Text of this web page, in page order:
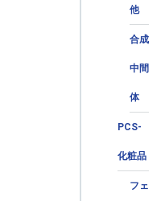
他
合成
中間
体
PCS-
化粧品
フェ